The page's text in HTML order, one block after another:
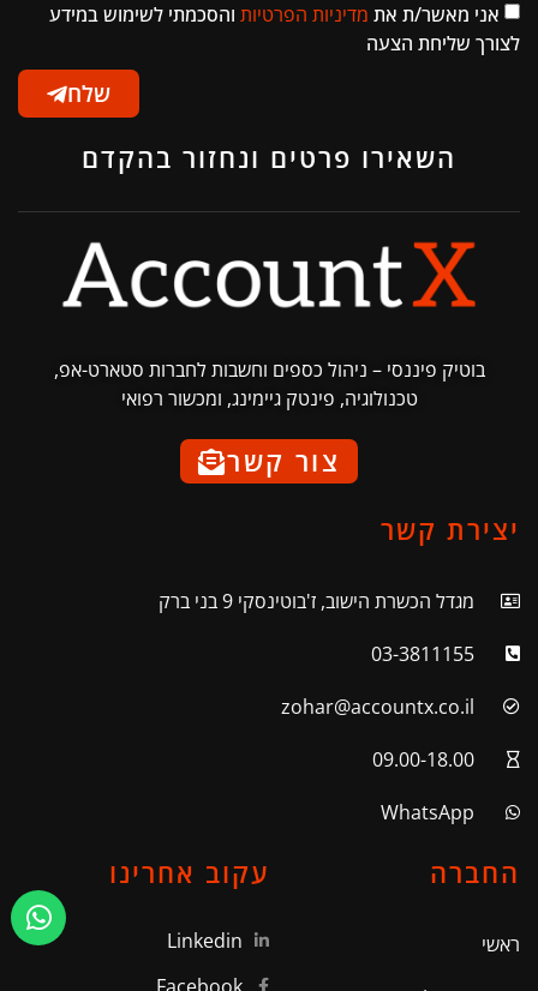
אני מאשר/ת את מדיניות הפרטיות והסכמתי לשימוש במידע
לצורך שליחת הצעה
שלח
השאירו פרטים ונחזור בהקדם
בוטיק פיננסי – ניהול כספים וחשבות לחברות סטארט-אפ,
טכנולוגיה, פינטק גיימינג, ומכשור רפואי
צור קשר
יצירת קשר
מגדל הכשרת הישוב, ז'בוטינסקי 9 בני ברק
03-3811155
zohar@accountx.co.il
09.00-18.00
WhatsApp
החברה
ראשי
עקוב אחרינו
Linkedin